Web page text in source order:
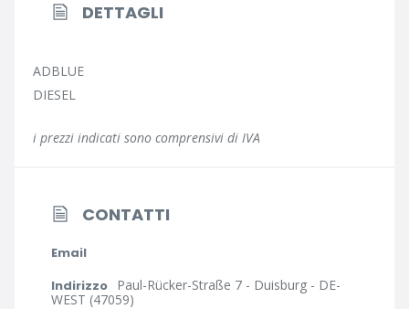
DETTAGLI
ADBLUE
DIESEL
i prezzi indicati sono comprensivi di IVA
CONTATTI
Email
Indirizzo Paul-Rücker-Straße 7 - Duisburg - DE-
WEST (47059)